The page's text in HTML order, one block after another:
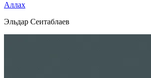
Аллах
Эльдар Сеитаблаев